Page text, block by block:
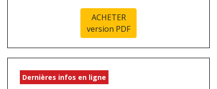
ACHETER
version PDF
Dernières infos en ligne